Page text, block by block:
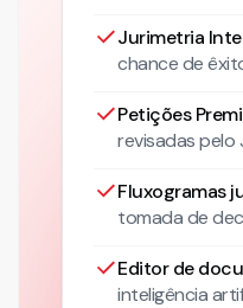
Jurimetria
chance de
Petições
revisadas pelo
Fluxogramas
tomada de
Editor de
inteligência